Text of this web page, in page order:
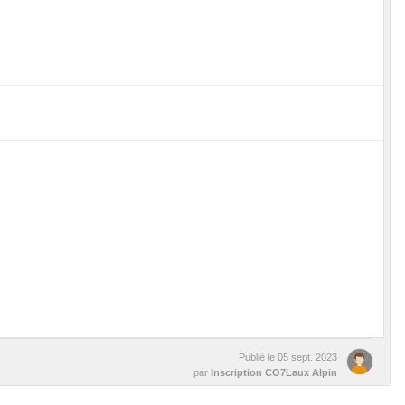
Publié le 05 sept. 2023
par Inscription CO7Laux Alpin